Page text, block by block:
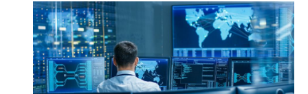
服务
社区
关于亿信